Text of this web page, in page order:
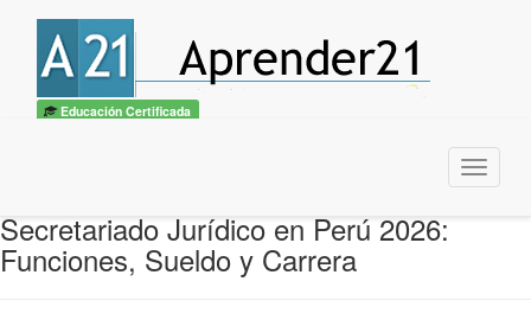
Educación Certificada
Menu
Secretariado Jurídico en Perú 2026:
Funciones, Sueldo y Carrera